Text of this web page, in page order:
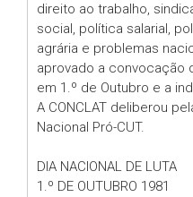
direito ao trabalho,
social, política salarial,
agrária e problemas
aprovado a convocação
em 1.º de Outubro e a
A CONCLAT deliberou
Nacional Pró-CUT.
DIA NACIONAL DE LUTA
1.º DE OUTUBRO 1981